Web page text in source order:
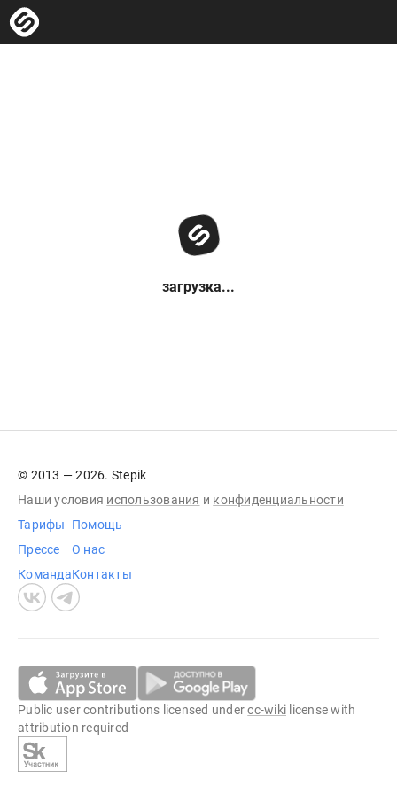
загрузка...
© 2013 — 2026. Stepik
Наши условия использования и конфиденциальности
Тарифы
Прессе
Команда
Помощь
О нас
Контакты
Public user contributions licensed undercc-wiki license with
attribution required